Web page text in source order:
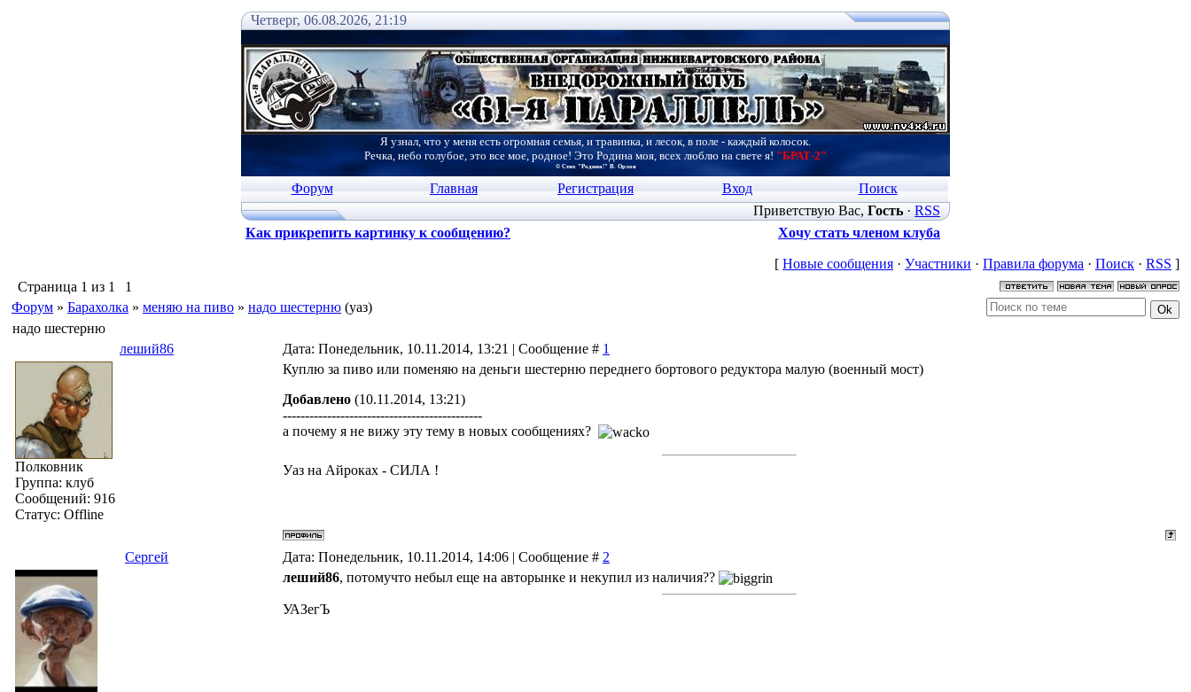
Четверг, 06.08.2026, 21:19
Я узнал, что у меня есть огромная семья, и травинка, и лесок, в поле - каждый колосок.
Речка, небо голубое, это все мое, родное! Это Родина моя, всех люблю на свете я! "БРАТ-2"
© Стих "Родина!" В. Орлов
Форум Главная Регистрация Вход
Поиск
Приветствую Вас, Гость· RSS
Как прикрепить картинку к сообщению?
Хочу стать членом клуба
[ Новые сообщения · Участники · Правила форума · Поиск · RSS ]
Страница 1 из 1
1
Форум » Барахолка » меняю на пиво » надо шестерню (уаз)
надо шестерню
леший86
Дата: Понедельник, 10.11.2014, 13:21 | Сообщение # 1
Полковник
Группа: клуб
Сообщений: 916
Статус: Offline
Куплю за пиво или поменяю на деньги шестерню переднего бортового редуктора малую (военный мост)
Добавлено (10.11.2014, 13:21)
---------------------------------------------
а почему я не вижу эту тему в новых сообщениях?
Уаз на Айроках - СИЛА !
Сергей Дата: Понедельник, 10.11.2014, 14:06 | Сообщение # 2
леший86, потомучто небыл еще на авторынке и некупил из наличия??
УАЗегЪ